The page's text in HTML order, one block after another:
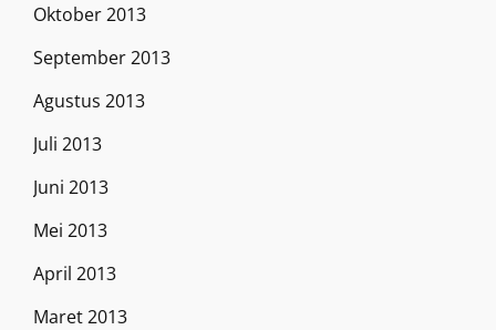
Oktober 2013
September 2013
Agustus 2013
Juli 2013
Juni 2013
Mei 2013
April 2013
Maret 2013